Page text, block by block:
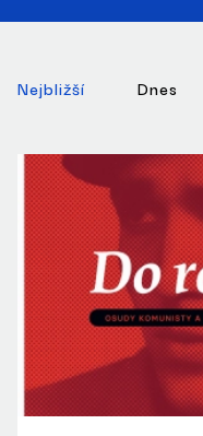
Nejbližší Dnes